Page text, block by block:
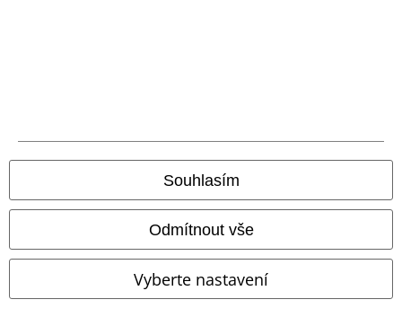
Souhlasím
Odmítnout vše
Vyberte nastavení
A Warner Music Group Company